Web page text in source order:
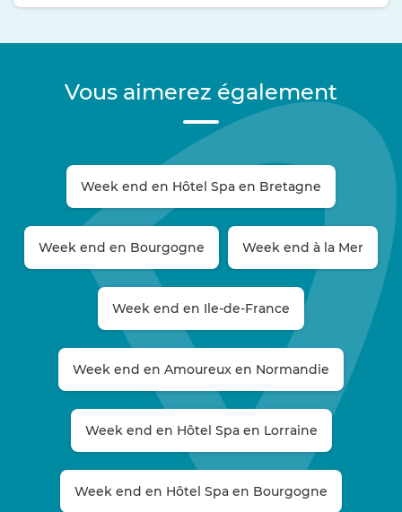
Vous aimerez également
Week end en Hôtel Spa en Bretagne
Week end en Bourgogne Week end à la Mer
Week end en Ile-de-France
Week end en Amoureux en Normandie
Week end en Hôtel Spa en Lorraine
Week end en Hôtel Spa en Bourgogne